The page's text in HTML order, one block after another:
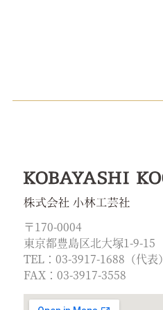
〒170-0004
東京都豊島区北大塚1-9-15
TEL：03-3917-1688（代表）
FAX：03-3917-3558